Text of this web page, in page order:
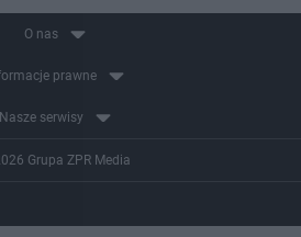
O nas
prawne
Nasze serwisy
Grupa ZPR Media